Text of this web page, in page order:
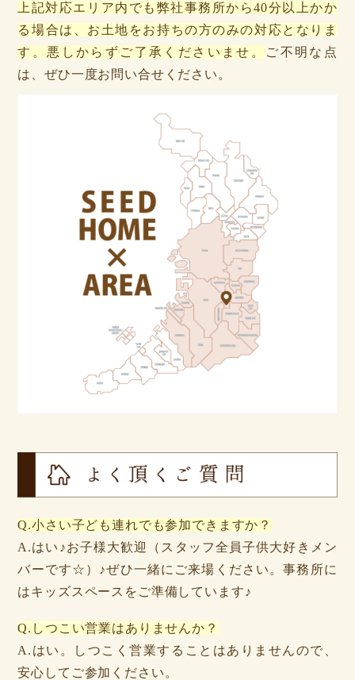
上記対応エリア内でも弊社事務所から40分以上かか
る場合は、お土地をお持ちの方のみの対応となりま
す。悪しからずご了承くださいませ。
ご不明な点
は、ぜひ一度お問い合せください。
Q.小さい子ども連れでも参加できますか？
A.はい♪お子様大歓迎（スタッフ全員子供大好きメン
バーです☆）♪ぜひ一緒にご来場ください。事務所に
はキッズスペースをご準備しています♪
Q.しつこい営業はありませんか？
A.はい。しつこく営業することはありませんので、
安心してご参加ください。